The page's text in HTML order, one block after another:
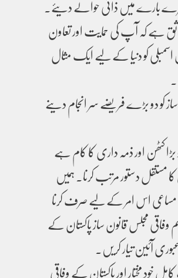
بارے میں ذاتی حوالے دیئے۔
ہے کہ آپ کی حمایت اور تعاون
کو دنیا کے لیے ایک مثال
کو دو بڑے فریضے سر انجام دینے
کٹھن اور ذمہ داری کا کام ہے
کا مستقل دستور مرتب کرنا۔ ہمیں
مساعی اس امر کے لیے صرف کرنا
وفاقی مجلس قانون ساز پاکستان کے
آئین تیار کریں۔